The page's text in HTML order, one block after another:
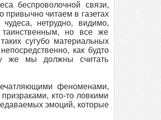
беспроволочной связи,
привычно читаем в газетах
нетрудно, видимо,
таинственным, но все же
сугубо материальных
как будто
же мы должны считать
феноменами,
кто-то ловкими
эмоций, которые